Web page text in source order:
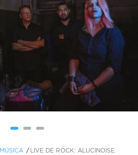
MÚSICA LIVE DE ROCK: ALUCINOISE